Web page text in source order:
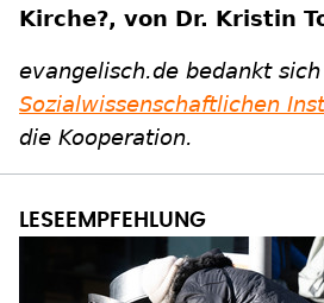
Kirche?, von Dr. Kristin
evangelisch.de bedankt
Sozialwissenschaftlichen
die Kooperation.